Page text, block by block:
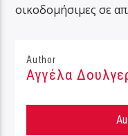
οικοδομήσιμες σε
Author
Αγγέλα